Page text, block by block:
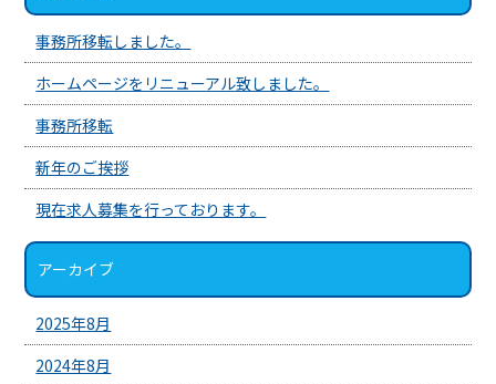
事務所移転しました。
ホームページをリニューアル致しました。
事務所移転
新年のご挨拶
現在求人募集を行っております。
アーカイブ
2025年8月
2024年8月